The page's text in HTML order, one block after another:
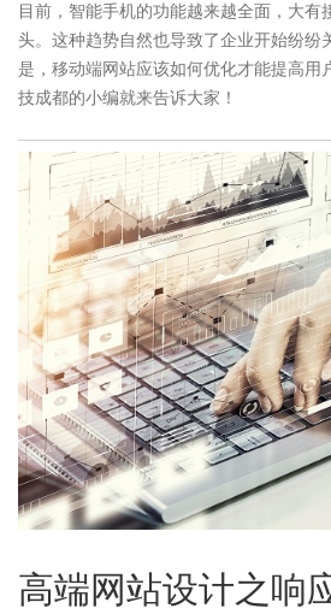
目前，智能手机的功能越来越全面，大有
头。这种趋势自然也导致了企业开始纷纷
是，移动端网站应该如何优化才能提高用
技成都的小编就来告诉大家！
高端网站设计之响